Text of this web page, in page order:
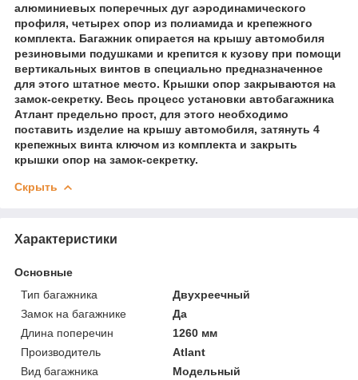
алюминиевых поперечных дуг аэродинамического
профиля, четырех опор из полиамида и крепежного
комплекта. Багажник опирается на крышу автомобиля
резиновыми подушками и крепится к кузову при помощи
вертикальных винтов в специально предназначенное
для этого штатное место. Крышки опор закрываются на
замок-секретку. Весь процесс установки автобагажника
Атлант предельно прост, для этого необходимо
поставить изделие на крышу автомобиля, затянуть 4
крепежных винта ключом из комплекта и закрыть
крышки опор на замок-секретку.
Скрыть
Характеристики
Основные
Тип багажника
Двухреечный
Замок на багажнике
Да
Длина поперечин
1260 мм
Производитель
Atlant
Вид багажника
Модельный